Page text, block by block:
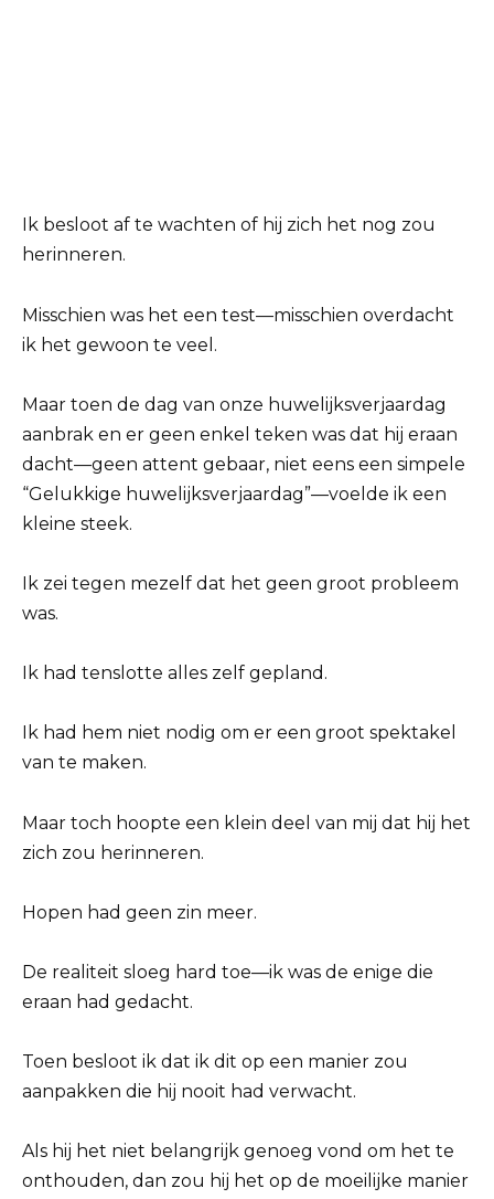
Ik besloot af te wachten of hij zich het nog zou
herinneren.
Misschien was het een test—misschien overdacht
ik het gewoon te veel.
Maar toen de dag van onze huwelijksverjaardag
aanbrak en er geen enkel teken was dat hij eraan
dacht—geen attent gebaar, niet eens een simpele
“Gelukkige huwelijksverjaardag”—voelde ik een
kleine steek.
Ik zei tegen mezelf dat het geen groot probleem
was.
Ik had tenslotte alles zelf gepland.
Ik had hem niet nodig om er een groot spektakel
van te maken.
Maar toch hoopte een klein deel van mij dat hij het
zich zou herinneren.
Hopen had geen zin meer.
De realiteit sloeg hard toe—ik was de enige die
eraan had gedacht.
Toen besloot ik dat ik dit op een manier zou
aanpakken die hij nooit had verwacht.
Als hij het niet belangrijk genoeg vond om het te
onthouden, dan zou hij het op de moeilijke manier